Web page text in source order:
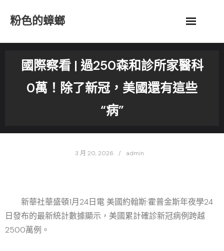
粉色的蟑螂
國際察看 | 過250森和診所家醫科
0萬！除了新冠，美國還有這些
“病”
3 月 20, 2026 admin
新華社華盛頓1月24日電 美國約翰斯·霍普金斯年夜學24
日發布的最新統計數據顯示，美國累計確診新冠病例跨越
2500萬例。